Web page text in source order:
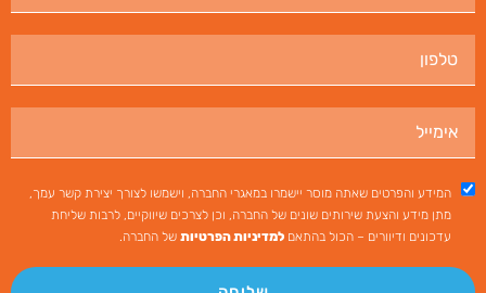
המידע והפרטים שאתה מוסר יישמרו במאגרי החברה, וישמשו לצורך יצירת קשר עמך,
מתן מידע והצעת שירותים שונים של החברה, וכן לצרכים שיווקיים, לרבות שליחת
עדכונים ודיוורים – הכול בהתאםלמדיניות הפרטיות של החברה.